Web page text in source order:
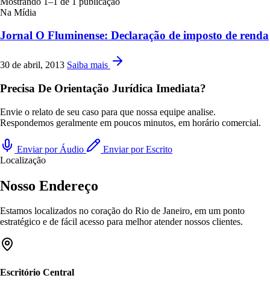
Na Mídia
Jornal O Fluminense: Declaração de imposto de renda
30 de abril, 2013 Saiba mais
Precisa De Orientação Jurídica Imediata?
Envie o relato de seu caso para que nossa equipe analise.
Respondemos geralmente em poucos minutos, em horário comercial.
Enviar por Áudio
Enviar por Escrito
Localização
Nosso Endereço
Estamos localizados no coração do Rio de Janeiro, em um ponto
estratégico e de fácil acesso para melhor atender nossos clientes.
Escritório Central